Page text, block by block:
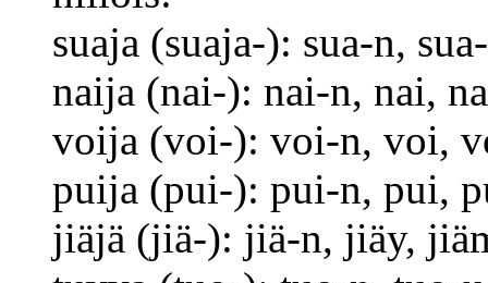
suaja (suaja-): sua-n,
naija (nai-): nai-n, nai,
voija (voi-): voi-n, voi,
puija (pui-): pui-n, pui,
jiäjä (jiä-): jiä-n, jiäy,